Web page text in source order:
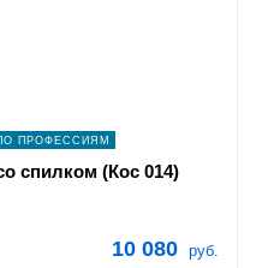
ПРОФЕССИЯМ
спилком (Кос 014)
10 080 руб.